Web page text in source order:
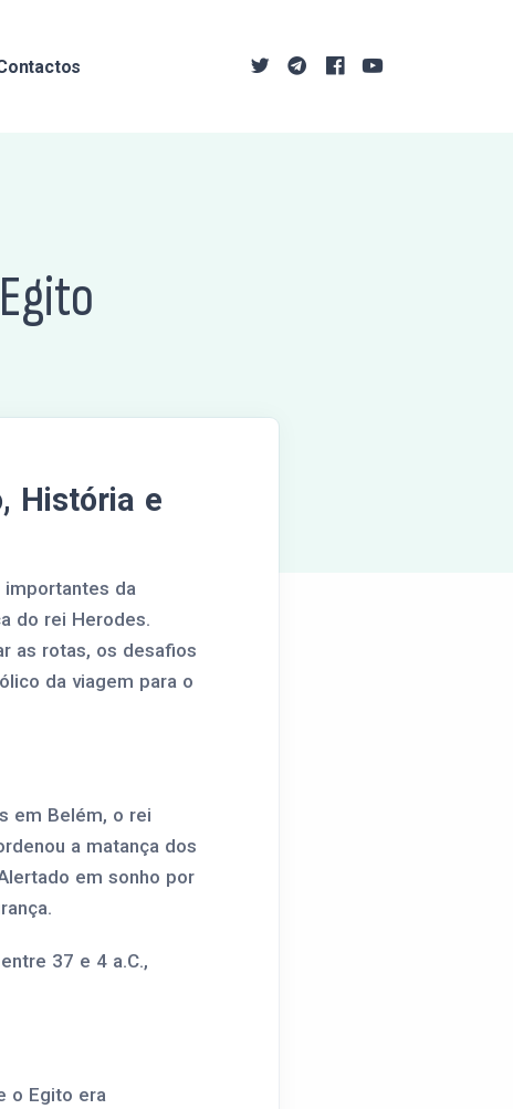
História e
importantes da
do rei Herodes.
as rotas, os desafios
da viagem para o
em Belém, o rei
a matança dos
em sonho por
37 e 4 a.C.,
o Egito era